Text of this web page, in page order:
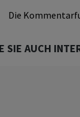
Die
SIE AUCH